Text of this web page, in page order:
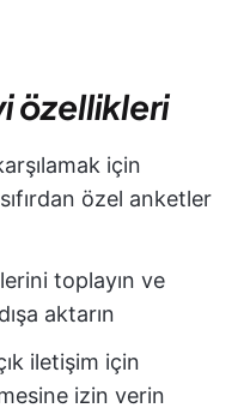
özellikleri
için
özel anketler
toplayın ve
aktarın
iletişim için
izin verin